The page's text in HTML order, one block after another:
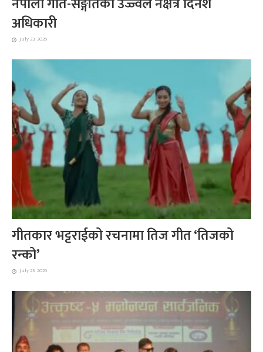
अधिकारी
July 23, 2026
गीतकार भट्टराईको रचनामा तिज गीत ‘तिजको
रन्को’
July 23, 2026